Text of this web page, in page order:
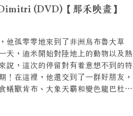
(DVD)【那禾映畫】
他孤零零地來到了非洲烏布魯大草
天，迪米開始對陸地上的動物以及熱
說，這次的停留對有着意想不到的特
！在這裡，他還交到了一群好朋友，
蟻獸肯布、大象天霸和變色龍巴杜…